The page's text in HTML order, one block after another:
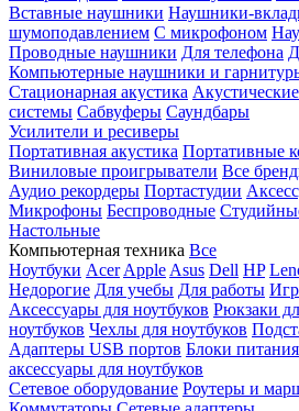
Вставные наушники Наушники-
шумоподавлением С микрофоном
Проводные наушники Для телефона
Компьютерные наушники и
Стационарная акустика
системы Сабвуферы Саундбары
Усилители и ресиверы
Портативная акустика Портативные
Виниловые проигрыватели Все
Аудио рекордеры Портастудии
Микрофоны Беспроводные
Настольные
Компьютерная техника Все
Ноутбуки Acer Apple Asus Dell HP
Недорогие Для учебы Для работы
Аксессуары для ноутбуков Рюкзаки
ноутбуков Чехлы для ноутбуков
Адаптеры USB портов Блоки
аксессуары для ноутбуков
Сетевое оборудование Роутеры и